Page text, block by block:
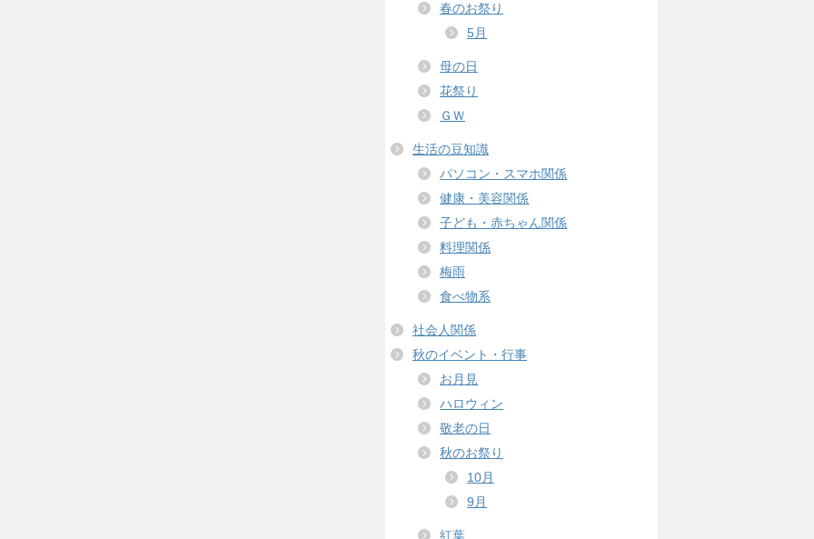
春のお祭り
5月
母の日
花祭り
ＧＷ
生活の豆知識
パソコン・スマホ関係
健康・美容関係
子ども・赤ちゃん関係
料理関係
梅雨
食べ物系
社会人関係
秋のイベント・行事
お月見
ハロウィン
敬老の日
秋のお祭り
10月
9月
紅葉